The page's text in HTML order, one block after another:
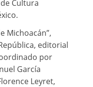
Cultura
Michoacán”,
editorial
por
García
Leyret,